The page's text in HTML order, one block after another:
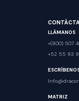
LLÁMANOS
+(800) 507
+52 55 93
MATRIZ